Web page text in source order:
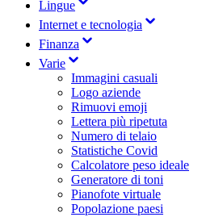
Lingue
Internet e tecnologia
Finanza
Varie
Immagini casuali
Logo aziende
Rimuovi emoji
Lettera più ripetuta
Numero di telaio
Statistiche Covid
Calcolatore peso ideale
Generatore di toni
Pianofote virtuale
Popolazione paesi